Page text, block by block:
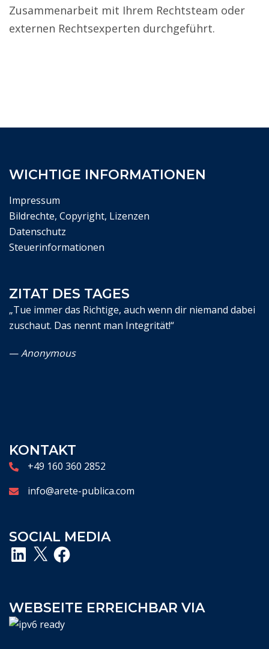
Zusammenarbeit mit Ihrem Rechtsteam oder
externen Rechtsexperten durchgeführt.
WICHTIGE INFORMATIONEN
Impressum
Bildrechte, Copyright, Lizenzen
Datenschutz
Steuerinformationen
ZITAT DES TAGES
„Tue immer das Richtige, auch wenn dir niemand dabei
zuschaut. Das nennt man Integrität!“
—Anonymous
KONTAKT
+49 160 360 2852
info@arete-publica.com
SOCIAL MEDIA
LinkedIn
X Facebook
WEBSEITE ERREICHBAR VIA